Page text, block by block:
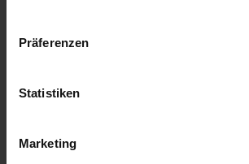
Präferenzen
Statistiken
Marketing
Oktober 2023
September 2023